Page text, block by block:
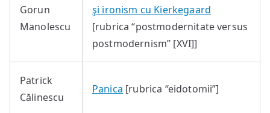
Gorun
Manolescu
şi ironism cu Kierkegaard
[rubrica “postmodernitate versus
postmodernism” [XVI]]
Patrick
Călinescu
Panica [rubrica “eidotomii”]